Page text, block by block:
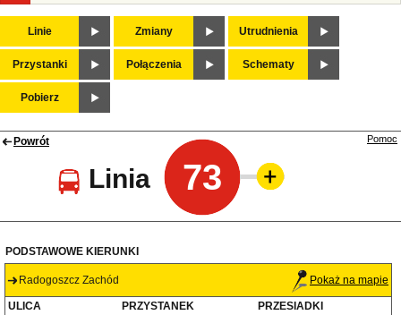
Linie Zmiany Utrudnienia
Przystanki Połączenia Schematy
Pobierz
Powrót
Linia 73
Pomoc
PODSTAWOWE KIERUNKI
Radogoszcz Zachód Pokaż na mapie
ULICA PRZYSTANEK
PRZESIADKI